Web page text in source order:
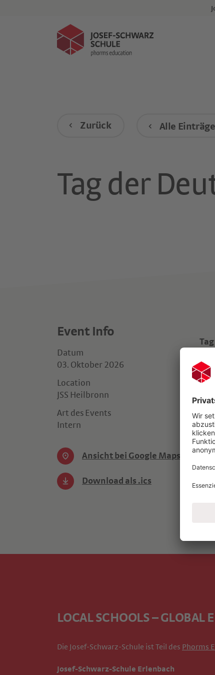
Kind anmelden
Zurück Alle Einträge
Tag der
Event Info
Datum
03. Oktober 2026
Location
JSS Heilbronn
Art des Events
Intern
Ansicht bei Google Maps
Download als .ics
LOCAL SCHOOLS – GLOBAL
Die Josef-Schwarz-Schule ist Teil des Phorms
Josef-Schwarz-Schule Erlenbach